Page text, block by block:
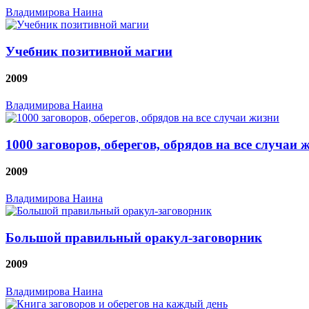
Владимирова Наина
Учебник позитивной магии
2009
Владимирова Наина
1000 заговоров, оберегов, обрядов на все случаи
2009
Владимирова Наина
Большой правильный оракул-заговорник
2009
Владимирова Наина